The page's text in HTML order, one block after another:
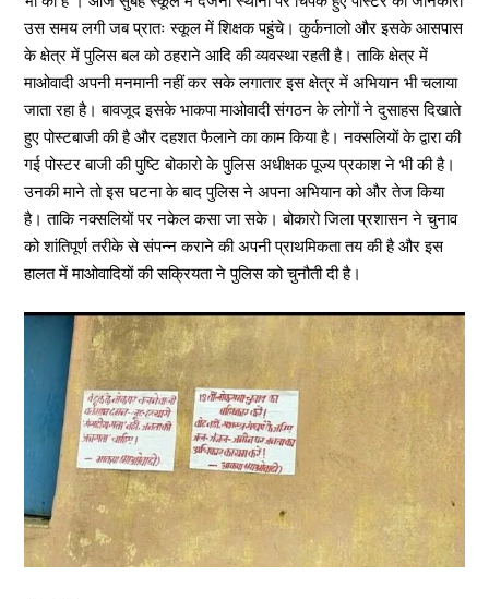
उस समय लगी जब प्रातः स्कूल में शिक्षक पहुंचे। कुर्कनालो और इसके आसपास
के क्षेत्र में पुलिस बल को ठहराने आदि की व्यवस्था रहती है। ताकि क्षेत्र में
माओवादी अपनी मनमानी नहीं कर सके लगातार इस क्षेत्र में अभियान भी चलाया
जाता रहा है। बावजूद इसके भाकपा माओवादी संगठन के लोगों ने दुसाहस दिखाते
हुए पोस्टबाजी की है और दहशत फैलाने का काम किया है। नक्सलियों के द्वारा की
गई पोस्टर बाजी की पुष्टि बोकारो के पुलिस अधीक्षक पूज्य प्रकाश ने भी की है।
उनकी माने तो इस घटना के बाद पुलिस ने अपना अभियान को और तेज किया
है। ताकि नक्सलियों पर नकेल कसा जा सके। बोकारो जिला प्रशासन ने चुनाव
को शांतिपूर्ण तरीके से संपन्न कराने की अपनी प्राथमिकता तय की है और इस
हालत में माओवादियों की सक्रियता ने पुलिस को चुनौती दी है।